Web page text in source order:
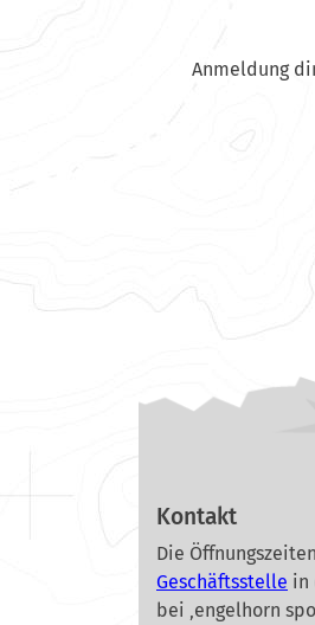
Anmeldung
Kontakt
Die
Geschäftsstelle in
bei ‚engelhorn